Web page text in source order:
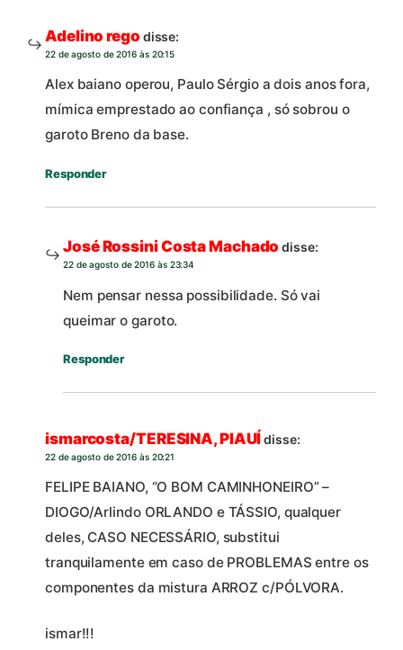
Adelino rego disse:
22 de agosto de 2016 às 20:15
Alex baiano operou, Paulo Sérgio a dois anos fora,
mímica emprestado ao confiança , só sobrou o
garoto Breno da base.
Responder
José Rossini Costa Machado disse:
22 de agosto de 2016 às 23:34
Nem pensar nessa possibilidade. Só vai
queimar o garoto.
Responder
ismarcosta/TERESINA, PIAUÍdisse:
22 de agosto de 2016 às 20:21
FELIPE BAIANO, “O BOM CAMINHONEIRO” –
DIOGO/Arlindo ORLANDO e TÁSSIO, qualquer
deles, CASO NECESSÁRIO, substitui
tranquilamente em caso de PROBLEMAS entre os
componentes da mistura ARROZ c/PÓLVORA.
ismar!!!